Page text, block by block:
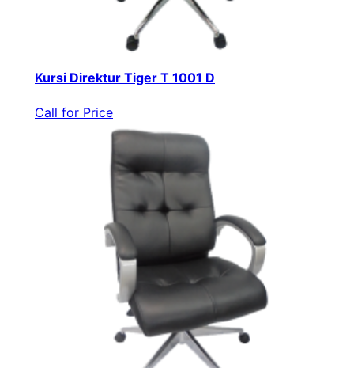
Kursi Direktur Tiger T 1001 D
Call for Price